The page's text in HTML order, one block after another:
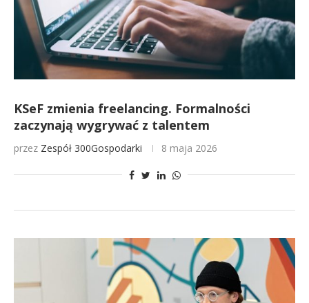
KSeF zmienia freelancing. Formalności
zaczynają wygrywać z talentem
przez Zespół 300Gospodarki 8 maja 2026